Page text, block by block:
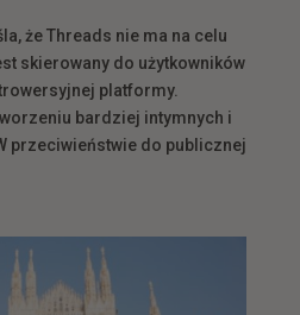
że Threads nie ma na celu
skierowany do użytkowników
platformy.
bardziej intymnych i
przeciwieństwie do publicznej